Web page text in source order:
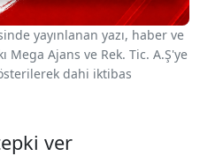
yayınlanan yazı, haber ve
Ajans ve Rek. Tic. A.Ş'ye
dahi iktibas
ver